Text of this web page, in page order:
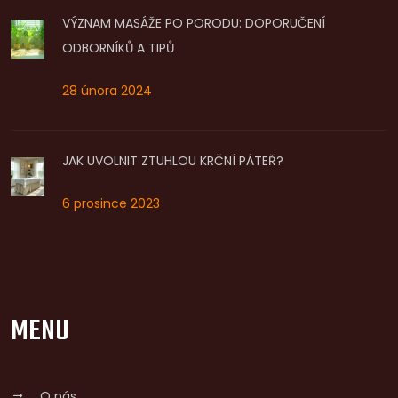
VÝZNAM MASÁŽE PO PORODU: DOPORUČENÍ
ODBORNÍKŮ A TIPŮ
28 února 2024
JAK UVOLNIT ZTUHLOU KRČNÍ PÁTEŘ?
6 prosince 2023
MENU